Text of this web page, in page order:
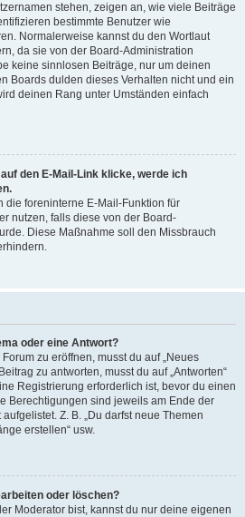
stehen, zeigen an, wie viele Beiträge
bestimmte Benutzer wie
Normalerweise kannst du den Wortlaut
da sie von der Board-Administration
keine sinnlosen Beiträge, nur um deinen
Boards dulden dieses Verhalten nicht und ein
deinen Rang unter Umständen einfach
den E-Mail-Link klicke, werde ich
die foreninterne E-Mail-Funktion für
nutzen, falls diese von der Board-
Diese Maßnahme soll den Missbrauch
oder eine Antwort?
zu eröffnen, musst du auf „Neues
zu antworten, musst du auf „Antworten“
Registrierung erforderlich ist, bevor du einen
Berechtigungen sind jeweils am Ende der
Z. B. „Du darfst neue Themen
erstellen“ usw.
oder löschen?
Moderator bist, kannst du nur deine eigenen